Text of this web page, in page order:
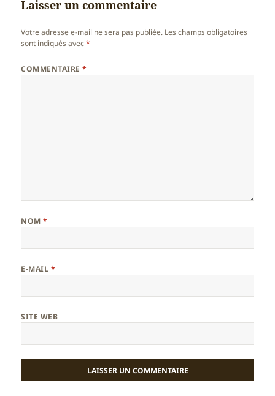
Laisser un commentaire
Votre adresse e-mail ne sera pas publiée. Les champs obligatoires
sont indiqués avec*
COMMENTAIRE*
NOM*
E-MAIL *
SITE WEB